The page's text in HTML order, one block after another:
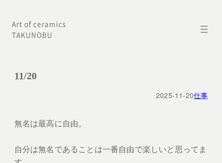
容
を
Art of ceramics
TAKUNOBU
11/20
2025-11-20仕事
無名は最高に自由。
自分は無名であることは一番自由で楽しいと思ってま